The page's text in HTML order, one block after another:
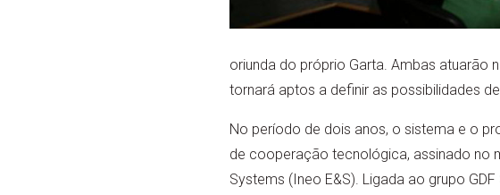
oriunda do próprio Garta. Ambas atuarão
tornará aptos a definir as possibilidades
No período de dois anos, o sistema e o
de cooperação tecnológica, assinado no
Systems (Ineo E&S). Ligada ao grupo